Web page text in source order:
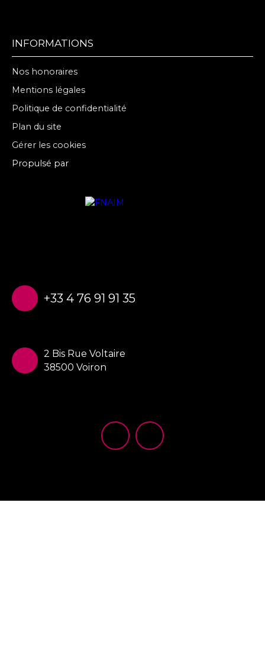
INFORMATIONS
Nos honoraires
Mentions légales
Politique de confidentialité
Plan du site
Gérer les cookies
Propulsé par
+33 4 76 91 91 35
2 Bis Rue Voltaire
38500 Voiron